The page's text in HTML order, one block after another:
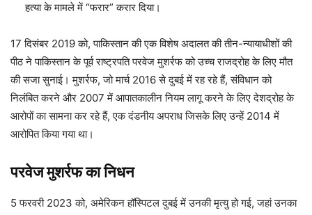
हत्या के मामले में “फरार” करार दिया।
17 दिसंबर 2019 को, पाकिस्तान की एक विशेष अदालत की तीन-न्यायाधीशों की
पीठ ने पाकिस्तान के पूर्व राष्ट्रपति परवेज मुशर्रफ को उच्च राजद्रोह के लिए मौत
की सजा सुनाई। मुशर्रफ, जो मार्च 2016 से दुबई में रह रहे हैं, संविधान को
निलंबित करने और 2007 में आपातकालीन नियम लागू करने के लिए देशद्रोह के
आरोपों का सामना कर रहे हैं, एक दंडनीय अपराध जिसके लिए उन्हें 2014 में
आरोपित किया गया था।
परवेज मुशर्रफ कानिधन
5 फरवरी 2023 को, अमेरिकन हॉस्पिटल दुबई में उनकी मृत्यु हो गई, जहां उनका